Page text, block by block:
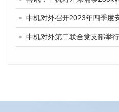
中机对外召开2023年四季度
中机对外第二联合党支部举